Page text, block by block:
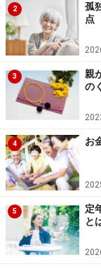
数年先に使うお
子どもの結婚資
⇒定期預金や個
していきましょ
●収益性資金
当面使わないお
孫に相続するお
⇒余裕のあるお
どで増やすこと
2. 投資を始める
投資の基本は「
産形成をするに
2
孤
点
3
親
の
4 お
5
定
と